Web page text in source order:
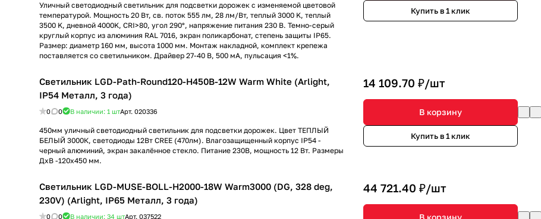
Уличный светодиодный светильник для подсветки дорожек с изменяемой цветовой
температурой. Мощность 20 Вт, св. поток 555 лм, 28 лм/Вт, теплый 3000 K, теплый
3500 K, дневной 4000K, CRI>80, угол 290°, напряжение питания 230 В. Темно-серый
круглый корпус из алюминия RAL 7016, экран поликарбонат, степень защиты IP65.
Размер: диаметр 160 мм, высота 1000 мм. Монтаж накладной, комплект крепежа
поставляется со светильником. Драйвер 27-40 В, 500 мА, пульсация <1%.
Купить в 1 клик
Светильник LGD-Path-Round120-H450B-12W Warm White (Arlight,
IP54 Металл, 3 года)
0 0 В наличии: 1 штАрт. 020336
450мм уличный светодиодный светильник для подсветки дорожек. Цвет ТЕПЛЫЙ
БЕЛЫЙ 3000К, светодиоды 12Вт CREE (470лм). Влагозащищенный корпус IP54 -
черный алюминий, экран закалённое стекло. Питание 230В, мощность 12 Вт. Размеры
ДхВ -120х450 мм.
14 109.70 ₽/шт
В корзину
Купить в 1 клик
Светильник LGD-MUSE-BOLL-H2000-18W Warm3000 (DG, 328 deg,
230V) (Arlight, IP65 Металл, 3 года)
0 0 В наличии: 34 штАрт. 037522
44 721.40 ₽/шт
В корзину